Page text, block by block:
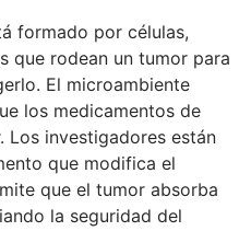
formado por células,
que rodean un tumor para
El microambiente
los medicamentos de
Los investigadores están
que modifica el
que el tumor absorba
la seguridad del